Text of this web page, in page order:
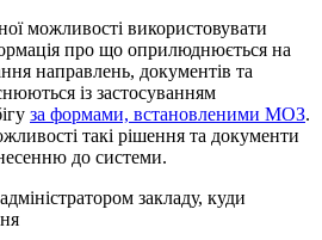
можливості використовувати
про що оприлюднюється на
направлень, документів та
із застосуванням
за формами, встановленими МОЗ.
такі рішення та документи
до системи.
закладу, куди